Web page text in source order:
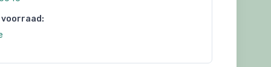
voorraad: